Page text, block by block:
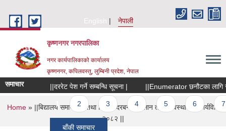
English
नेपाली
कृष्णनगर नगरपालिका
नगर कार्यपालिकाको कार्यालय
कृष्णनगर, कपिलवस्तु, लुम्बिनी प्रदेश, नेपाल
समाचार ||दररेट पेश गर्ने सम्बन्धि सूचना | ||Enumerator छनौटका लागि
Pages
1 2 3 4 5 6 7
बाँकी समाचार
You are here
Home» ||बिद्यालय समायोजन तथा शिक्षक दरबन्दी( मिलान तथा व्यवस्थापन) कार्यविधि
२०८२ ||